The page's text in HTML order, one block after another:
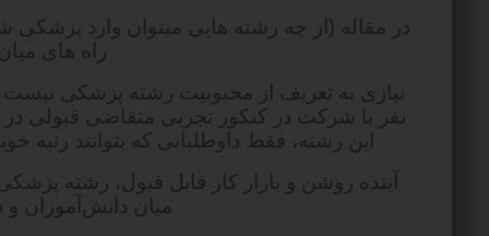
در مقاله (از چه رشته هایی میتوان وارد
راه های
نیازی به تعریف از محبوبیت رشته پزشکی نیست
نفر با شرکت در کنکور تجربی متقاضی قبولی
این رشته، فقط داوطلبانی که بتوانند
آینده روشن و بازار کار قابل قبول، رشته
میان دانش‌آموزان و